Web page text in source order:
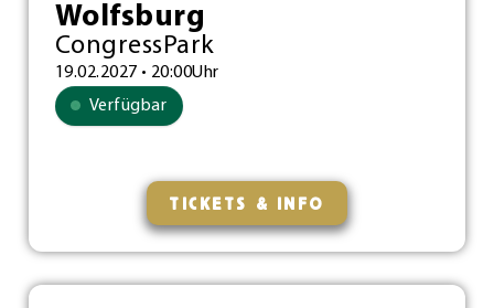
Wolfsburg
CongressPark
19.02.2027 • 20:00Uhr
Verfügbar
TICKETS & INFO